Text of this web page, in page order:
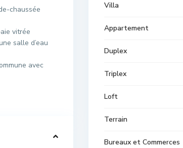
chaussée
vitrée
salle d’eau
avec
Villa
Appartement
Duplex
Triplex
Loft
Terrain
Bureaux et Commerces